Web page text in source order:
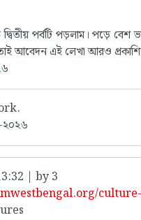
পর্বটি পড়লাম। পড়ে
আবেদন এই লেখা আরও
| by 3